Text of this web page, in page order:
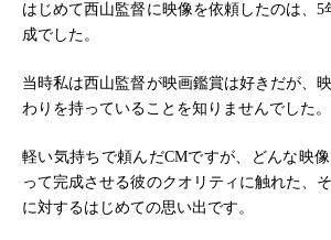
はじめて西山監督に映像を依頼したのは、5
成でした。
当時私は西山監督が映画鑑賞は好きだが、
わりを持っていることを知りませんでした。
軽い気持ちで頼んだCMですが、どんな映
って完成させる彼のクオリティに触れた、
に対するはじめての思い出です。